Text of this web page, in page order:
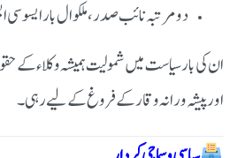
دو مرتبہ نائب صدر، ملکوال بار ایسوسی
ان کی بار سیاست میں شمولیت ہمیشہ وکلاء کے
اور پیشہ ورانہ وقار کے فروغ کے لیے رہی۔